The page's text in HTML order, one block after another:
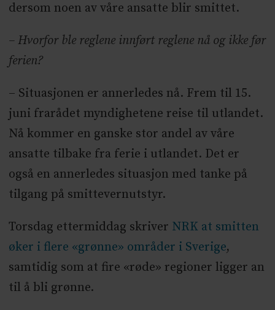
dersom noen av våre ansatte blir smittet.
– Hvorfor ble reglene innført reglene nå og ikke før
ferien?
– Situasjonen er annerledes nå. Frem til 15.
juni frarådet myndighetene reise til utlandet.
Nå kommer en ganske stor andel av våre
ansatte tilbake fra ferie i utlandet. Det er
også en annerledes situasjon med tanke på
tilgang på smittevernutstyr.
Torsdag ettermiddag skriver NRK at smitten
øker i flere «grønne» områder i Sverige,
samtidig som at fire «røde» regioner ligger an
til å bli grønne.